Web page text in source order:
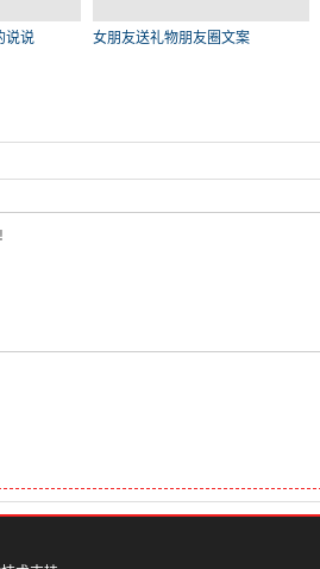
说说 女朋友送礼物朋友圈文案